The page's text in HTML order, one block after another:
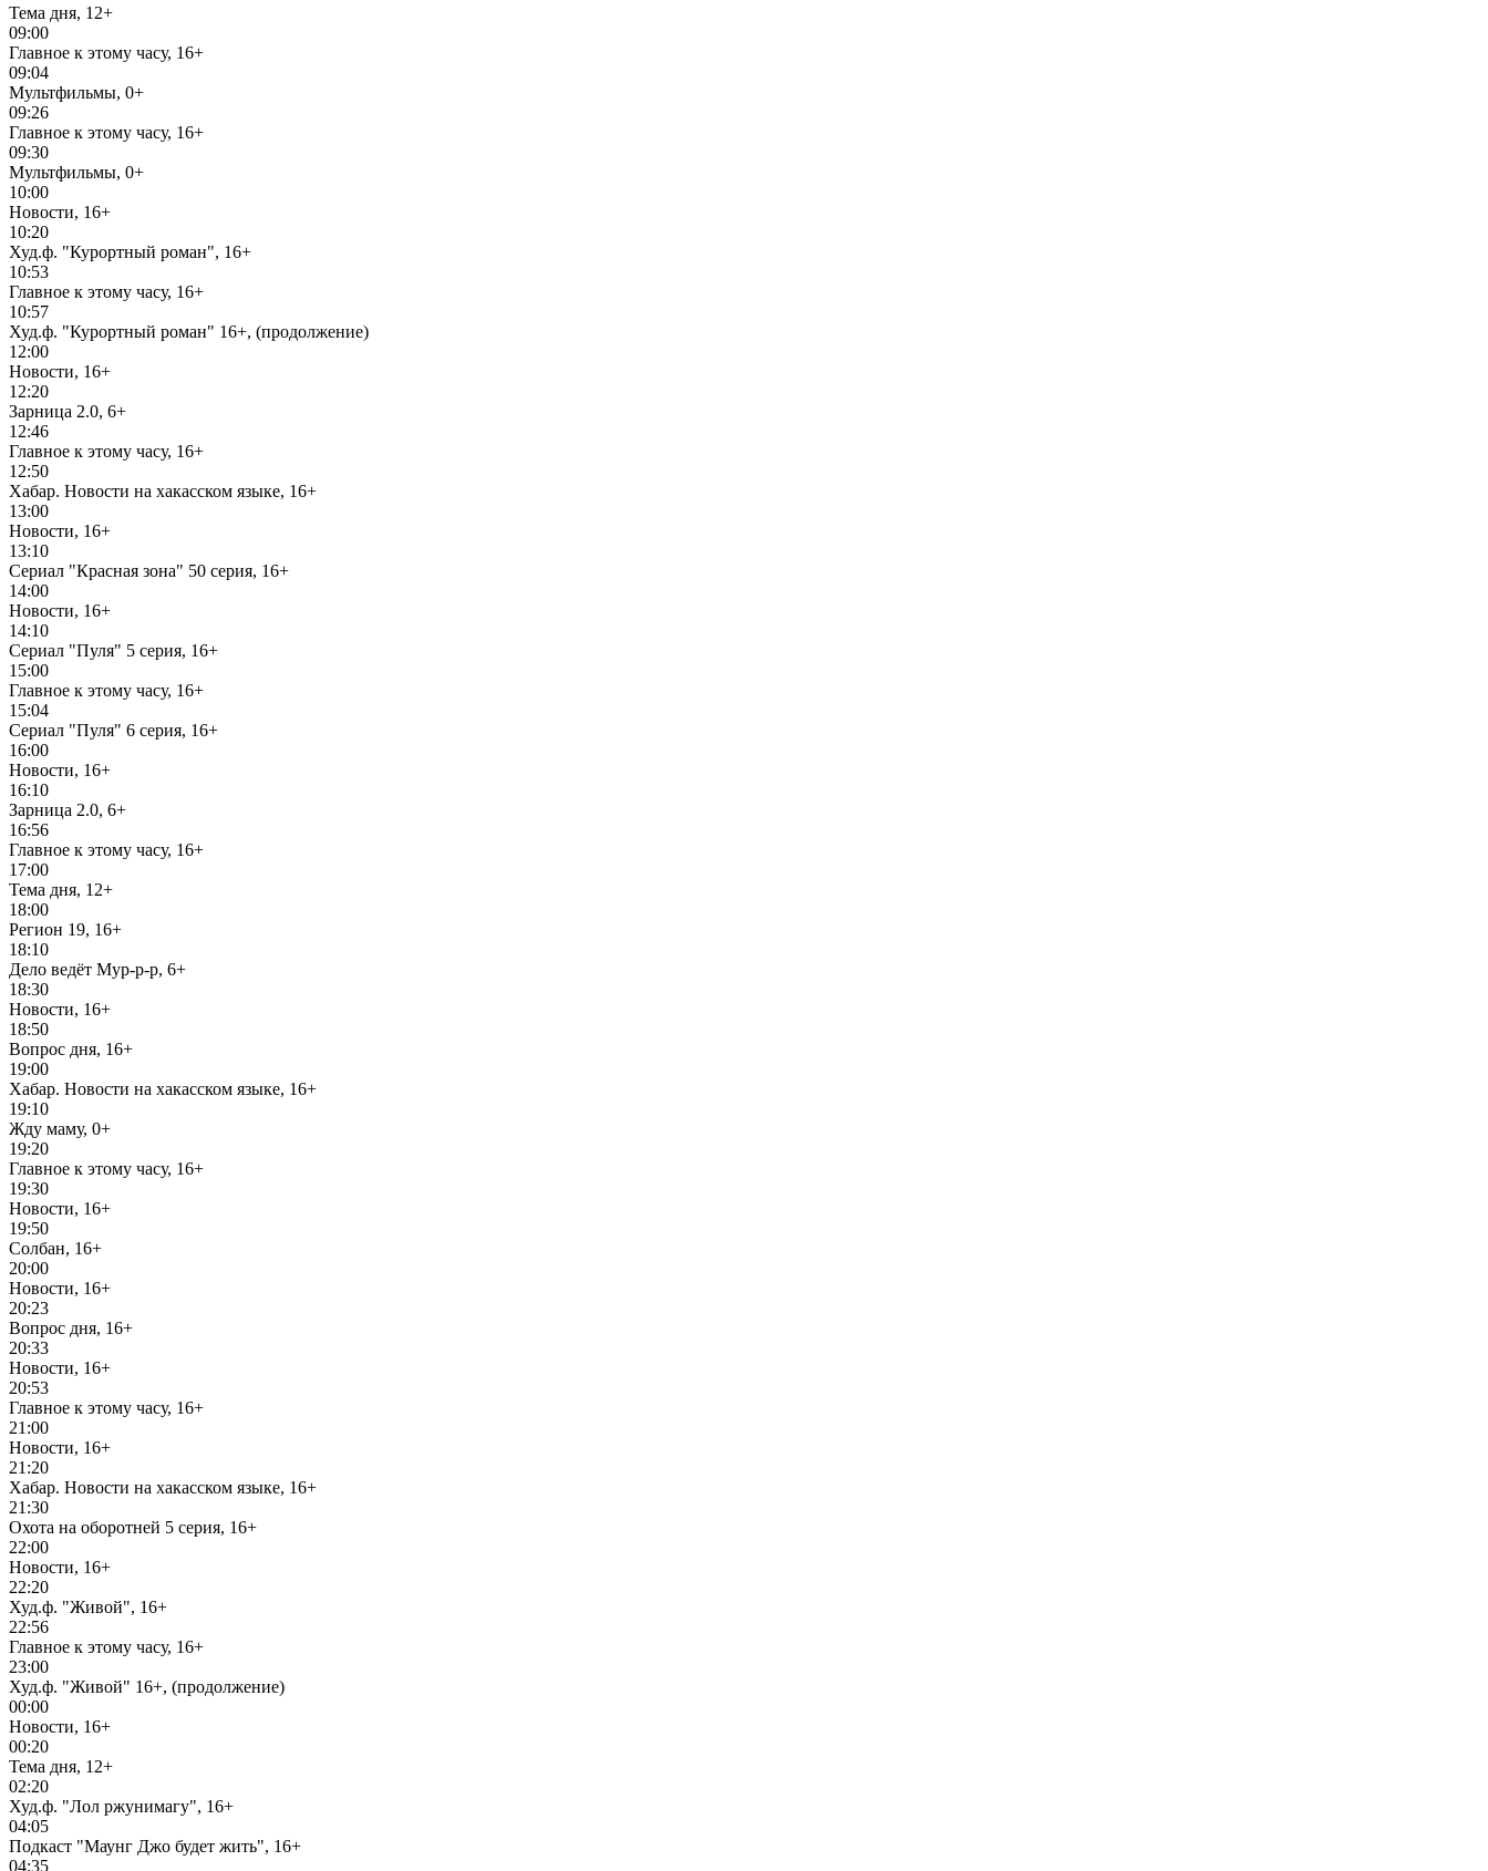
Тема дня, 12+
09:00
Главное к этому часу, 16+
09:04
Мультфильмы, 0+
09:26
Главное к этому часу, 16+
09:30
Мультфильмы, 0+
10:00
Новости, 16+
10:20
Худ.ф. "Курортный роман", 16+
10:53
Главное к этому часу, 16+
10:57
Худ.ф. "Курортный роман" 16+, (продолжение)
12:00
Новости, 16+
12:20
Зарница 2.0, 6+
12:46
Главное к этому часу, 16+
12:50
Хабар. Новости на хакасском языке, 16+
13:00
Новости, 16+
13:10
Сериал "Красная зона" 50 серия, 16+
14:00
Новости, 16+
14:10
Сериал "Пуля" 5 серия, 16+
15:00
Главное к этому часу, 16+
15:04
Сериал "Пуля" 6 серия, 16+
16:00
Новости, 16+
16:10
Зарница 2.0, 6+
16:56
Главное к этому часу, 16+
17:00
Тема дня, 12+
18:00
Регион 19, 16+
18:10
Дело ведёт Мур-р-р, 6+
18:30
Новости, 16+
18:50
Вопрос дня, 16+
19:00
Хабар. Новости на хакасском языке, 16+
19:10
Жду маму, 0+
19:20
Главное к этому часу, 16+
19:30
Новости, 16+
19:50
Солбан, 16+
20:00
Новости, 16+
20:23
Вопрос дня, 16+
20:33
Новости, 16+
20:53
Главное к этому часу, 16+
21:00
Новости, 16+
21:20
Хабар. Новости на хакасском языке, 16+
21:30
Охота на оборотней 5 серия, 16+
22:00
Новости, 16+
22:20
Худ.ф. "Живой", 16+
22:56
Главное к этому часу, 16+
23:00
Худ.ф. "Живой" 16+, (продолжение)
00:00
Новости, 16+
00:20
Тема дня, 12+
02:20
Худ.ф. "Лол ржунимагу", 16+
04:05
Подкаст "Маунг Джо будет жить", 16+
04:35